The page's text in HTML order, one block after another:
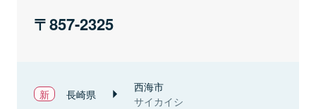
857-2325
長崎県 西海市
サイカイシ